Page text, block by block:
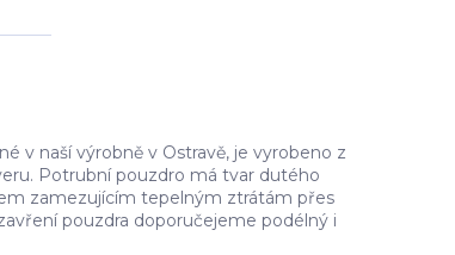
v naší výrobně v Ostravě, je vyrobeno z
Potrubní pouzdro má tvar dutého
zamezujícím tepelným ztrátám přes
pouzdra doporučejeme podélný i